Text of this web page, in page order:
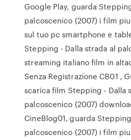
Google Play, guarda
palcoscenico (2007) i film
sul tuo pc smartphone e
Stepping - Dalla strada al
streaming italiano film in
Senza Registrazione CB01 ,
scarica film Stepping - Dalla
palcoscenico (2007)
CineBlog01, guarda
palcoscenico (2007) i film